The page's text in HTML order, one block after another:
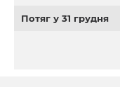
Потяг у 31 грудня